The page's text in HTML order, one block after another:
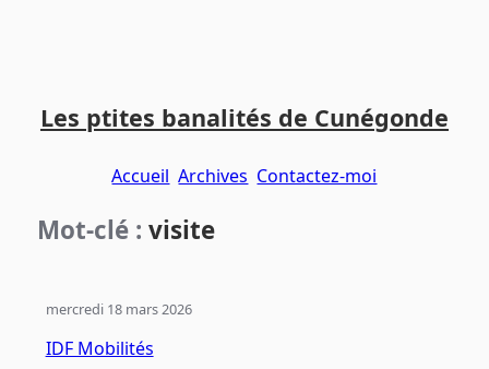
contenu
menuLes ptites banalités de Cunégonde
Accueil Archives Contactez-moi
Mot-clé : visite
IDF Mobilités
mercredi 18 mars 2026